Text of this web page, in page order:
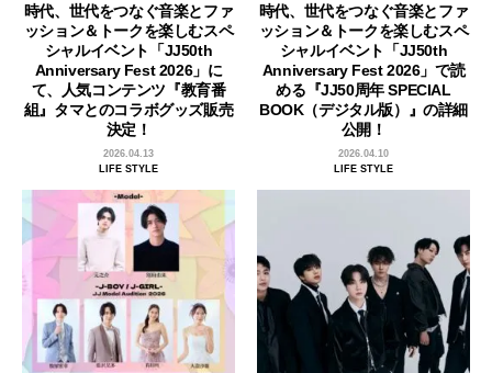
時代、世代をつなぐ音楽とファ
ッション＆トークを楽しむスペ
シャルイベント「JJ50th
Anniversary Fest 2026」に
て、人気コンテンツ『教育番
組』タマとのコラボグッズ販売
決定！
2026.04.13
LIFE STYLE
時代、世代をつなぐ音楽とファ
ッション＆トークを楽しむスペ
シャルイベント「JJ50th
Anniversary Fest 2026」で読
める『JJ50周年 SPECIAL
BOOK（デジタル版）』の詳細
公開！
2026.04.10
LIFE STYLE